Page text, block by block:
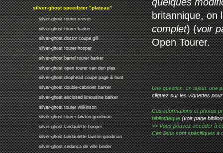
silver-ghost speedster "plateau"
silver-ghost tourer reeves
silver-ghost tourer barker
silver-ghost doctor coupe gill
silver-ghost tourer hooper
silver-ghost barrel tourer barker
silver-ghost open tourer van den plas
silver-ghost drophead coupe page & hunt
silver-ghost double-cabriolet barker
silver-ghost enclosed limousine barker
silver-ghost tourer wilkinson
silver-ghost tourer lawton-goodman
silver-ghost landaulette hooper
silver-ghost landaulette lawton-goodman
silver-ghost sedanca de ville binder
britannique, on
complet) (voir
Open Tourer.
Une question, un rajout, une
cliquez sur les vignettes
Ces informations et photos
bibliothèque(voir page
>> Vous pouvez accéder à
Ces liens sont spécifiques à